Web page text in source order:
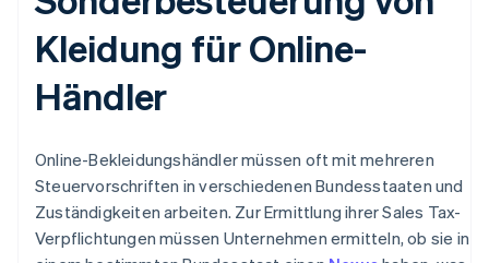
Kleidung für Online-
Händler
Online-Bekleidungshändler müssen oft mit mehreren
Steuervorschriften in verschiedenen Bundesstaaten und
Zuständigkeiten arbeiten. Zur Ermittlung ihrer Sales Tax-
Verpflichtungen müssen Unternehmen ermitteln, ob sie in